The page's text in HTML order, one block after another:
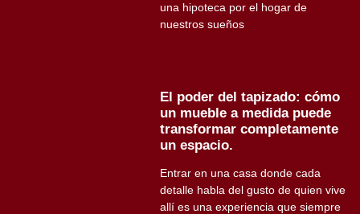
una hipoteca por el hogar de
nuestros sueños
El poder del tapizado: cómo
un mueble a medida puede
transformar completamente
un espacio.
Entrar en una casa donde cada
detalle habla del gusto de quien vive
allí es una experiencia que siempre